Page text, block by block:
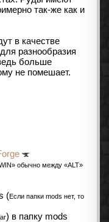
так-же как и
в качестве
разнообразия
больше
не помешает.
обычно между «ALT»
(Если папки mods нет, то
) в папку mods